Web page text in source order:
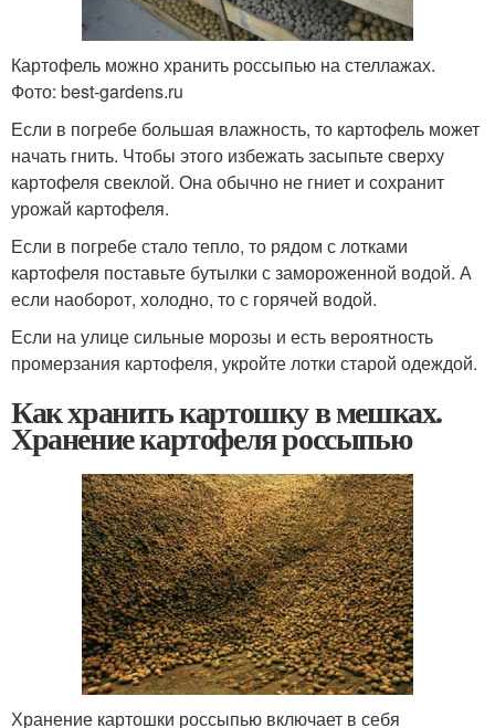
Картофель можно хранить россыпью на стеллажах.
Фото: best-gardens.ru
Если в погребе большая влажность, то картофель может
начать гнить. Чтобы этого избежать засыпьте сверху
картофеля свеклой. Она обычно не гниет и сохранит
урожай картофеля.
Если в погребе стало тепло, то рядом с лотками
картофеля поставьте бутылки с замороженной водой. А
если наоборот, холодно, то с горячей водой.
Если на улице сильные морозы и есть вероятность
промерзания картофеля, укройте лотки старой одеждой.
Как хранить картошку в мешках.
Хранение картофеля россыпью
Хранение картошки россыпью включает в себя